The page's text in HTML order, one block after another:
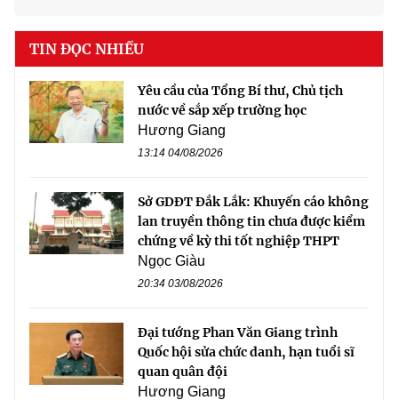
TIN ĐỌC NHIỀU
Yêu cầu của Tổng Bí thư, Chủ tịch
nước về sắp xếp trường học
Hương Giang
13:14 04/08/2026
Sở GDĐT Đắk Lắk: Khuyến cáo không
lan truyền thông tin chưa được kiểm
chứng về kỳ thi tốt nghiệp THPT
Ngọc Giàu
20:34 03/08/2026
Đại tướng Phan Văn Giang trình
Quốc hội sửa chức danh, hạn tuổi sĩ
quan quân đội
Hương Giang